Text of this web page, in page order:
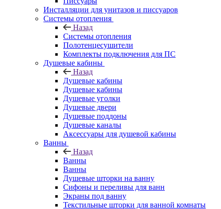
Инсталляции для унитазов и писсуаров
Системы отопления
Назад
Системы отопления
Полотенцесушители
Комплекты подключения для ПС
Душевые кабины
Назад
Душевые кабины
Душевые кабины
Душевые уголки
Душевые двери
Душевые поддоны
Душевые каналы
Аксессуары для душевой кабины
Ванны
Назад
Ванны
Ванны
Душевые шторки на ванну
Сифоны и переливы для ванн
Экраны под ванну
Текстильные шторки для ванной комнаты